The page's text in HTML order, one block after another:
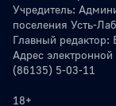
Учредитель:
поселения Усть-
Главный
Адрес
(86135) 5-03-11
18+